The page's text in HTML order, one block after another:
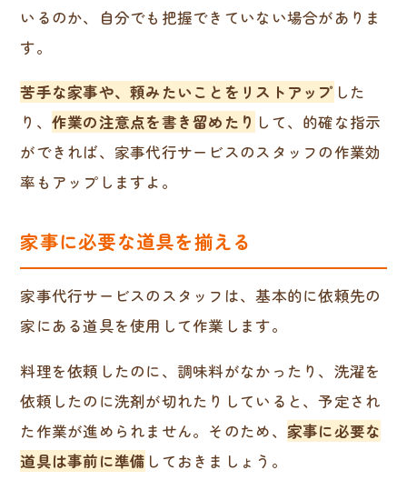
いるのか、自分でも把握できていない場合がありま
す。
苦手な家事や、頼みたいことをリストアップ した
り、 作業の注意点を書き留めたり して、的確な指示
ができれば、家事代行サービスのスタッフの作業効
率もアップしますよ。
家事に必要な道具を揃える
家事代行サービスのスタッフは、基本的に依頼先の
家にある道具を使用して作業します。
料理を依頼したのに、調味料がなかったり、洗濯を
依頼したのに洗剤が切れたりしていると、予定され
た作業が進められません。そのため、 家事に必要な
道具は事前に準備 しておきましょう。